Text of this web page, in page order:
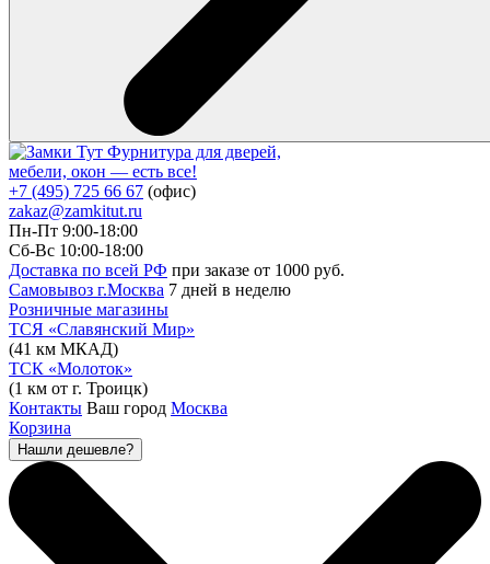
Фурнитура для дверей,
мебели, окон — есть все!
+7 (495) 725 66 67 (офис)
zakaz@zamkitut.ru
Пн-Пт 9:00-18:00
Сб-Вс 10:00-18:00
Доставка по всей РФ при заказе от 1000 руб.
Самовывоз г.Москва 7 дней в неделю
Розничные магазины
ТСЯ «Славянский Мир»
(41 км МКАД)
ТСК «Молоток»
(1 км от г. Троицк)
Контакты Ваш город Москва
Корзина
Нашли дешевле?